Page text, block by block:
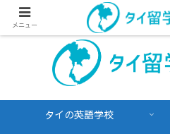
タイの英語学校
メニュー